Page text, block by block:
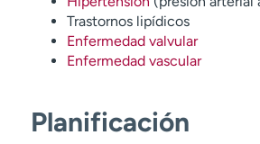
Trastornos lipídicos
Enfermedad valvular
Enfermedad vascular
Planificación